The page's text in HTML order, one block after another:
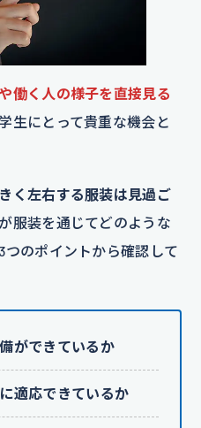
働く人の様子を直接見る
生にとって貴重な機会と
く左右する服装は見過ご
服装を通じてどのような
のポイントから確認して
ができているか
適応できているか